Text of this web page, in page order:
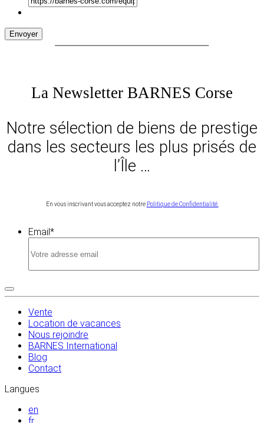
Envoyer
La Newsletter BARNES Corse
Notre sélection de biens de prestige
dans les secteurs les plus prisés de
l’Île …
En vous inscrivant vous acceptez notre Politique de Confidentialité.
Email*
Vente
Location de vacances
Nous rejoindre
BARNES International
Blog
Contact
Langues
en